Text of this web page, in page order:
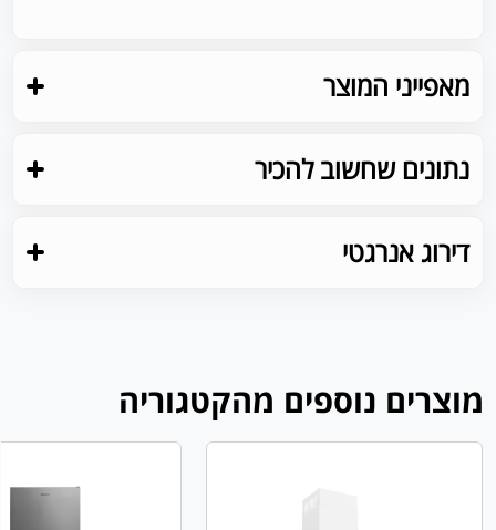
מאפייני המוצר
נתונים שחשוב להכיר
דירוג אנרגטי
מוצרים נוספים מהקטגוריה